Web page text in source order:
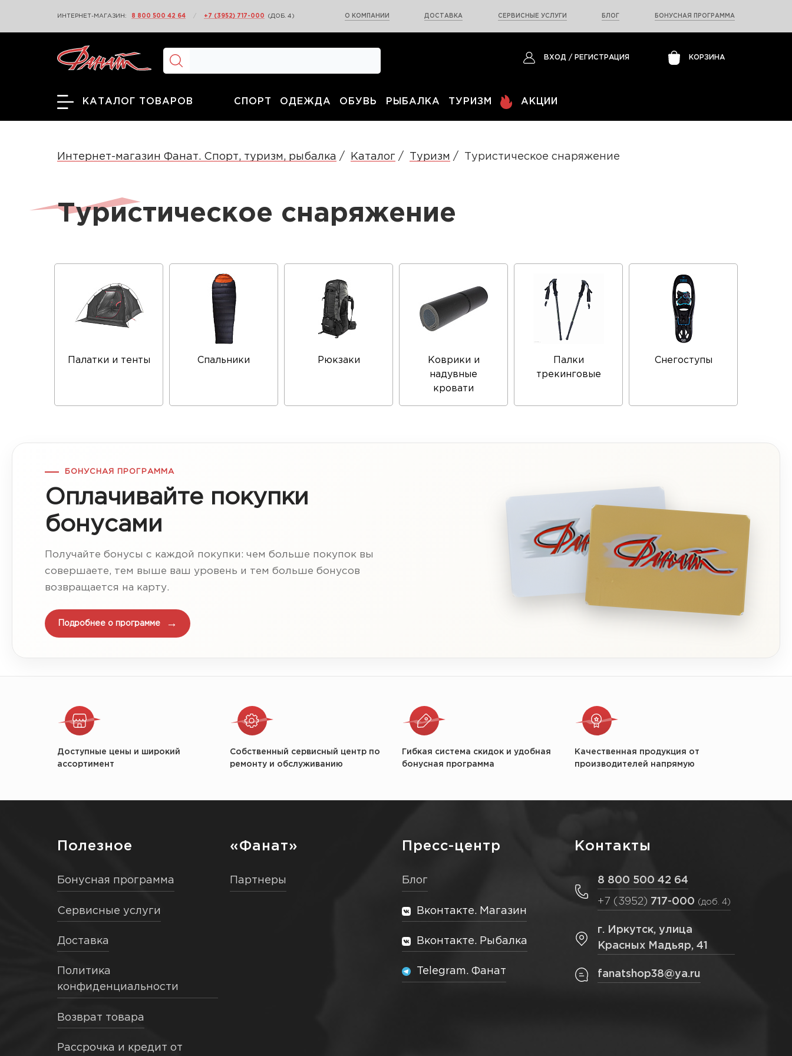
ИНТЕРНЕТ-МАГАЗИН: 8 800 500 42 64 / +7 (3952) 717-000 (ДОБ. 4) О КОМПАНИИ ДОСТАВКА СЕРВИСНЫЕ УСЛУГИ БЛОГ БОНУСНАЯ ПРОГРАММА
ВХОД / РЕГИСТРАЦИЯ КОРЗИНА
КАТАЛОГ ТОВАРОВ СПОРТ ОДЕЖДА ОБУВЬ РЫБАЛКА ТУРИЗМ АКЦИИ
Интернет-магазин Фанат. Спорт, туризм, рыбалка Каталог Туризм Туристическое снаряжение
Туристическое снаряжение
Палатки и тенты Спальники Рюкзаки
Коврики и
надувные
кровати
Палки
трекинговые
Снегоступы
БОНУСНАЯ ПРОГРАММА
Оплачивайте покупки
бонусами
Получайте бонусы с каждой покупки: чем больше покупок вы
совершаете, тем выше ваш уровень и тем больше бонусов
возвращается на карту.
Подробнее о программе
Доступные цены и широкий
ассортимент
Собственный сервисный центр по
ремонту и обслуживанию
Гибкая система скидок и удобная
бонусная программа
Качественная продукция от
производителей напрямую
Полезное
Бонусная программа
Сервисные услуги
Доставка
Политика
конфиденциальности
Возврат товара
Рассрочка и кредит от
«Фанат»
Партнеры
Пресс-центр
Блог
Вконтакте. Магазин
Вконтакте. Рыбалка
Telegram. Фанат
Контакты
8 800 500 42 64
+7 (3952) 717-000 (доб. 4)
г. Иркутск, улица
Красных Мадьяр, 41
fanatshop38@ya.ru